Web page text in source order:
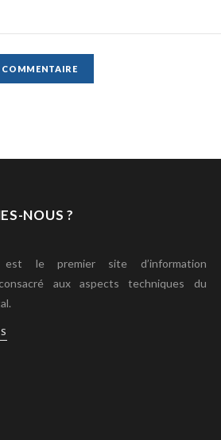
NOUS ?
est le premier site d’information
aux aspects techniques du